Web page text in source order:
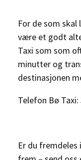
For de som
være et godt
Taxi som som
minutter og
destinasjonen
Telefon Bø Taxi:
Er du